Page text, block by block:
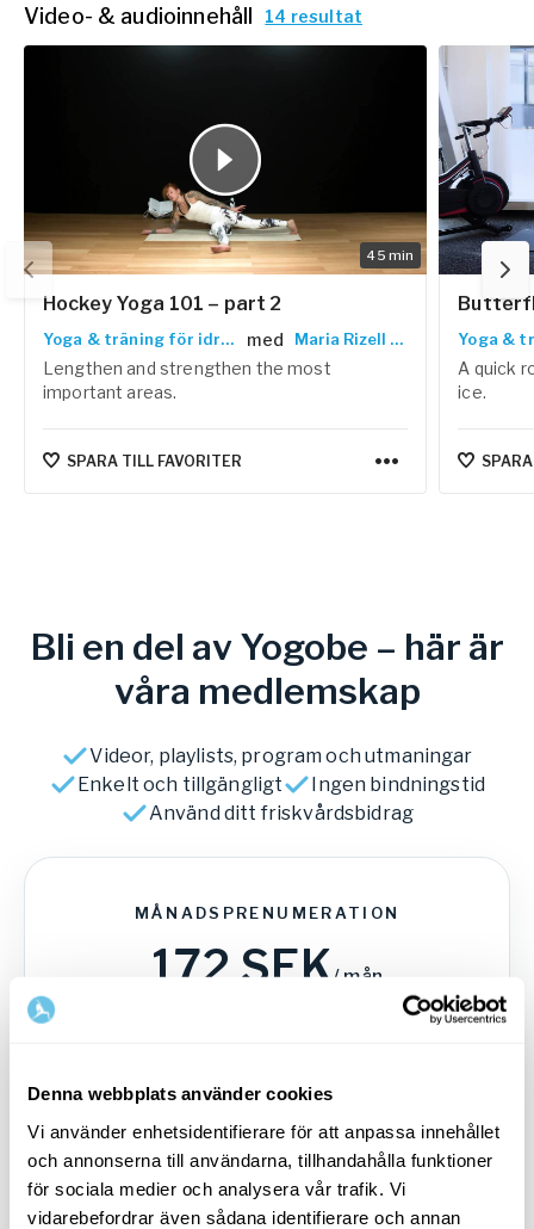
Denna webbplats använder cookies
Vi använder enhetsidentifierare för att anpassa innehållet
och annonserna till användarna, tillhandahålla funktioner
för sociala medier och analysera vår trafik. Vi
vidarebefordrar även sådana identifierare och annan
kontinuerligt med skräddarsydda yogaklasser för Örebro
Hockey samt för MMA- och kampsportsutövare.
Video- & audioinnehåll 14 resultat
45 min
Hockey Yoga 101 – part 2
Yoga & träning för idrottare med Maria Rizell Hegg
Lengthen and strengthen the most
important areas.
SPARA TILL FAVORITER
A quick
ice.
Bli en del av Yogobe – här är
våra medlemskap
Videor, playlists, program och utmaningar
Enkelt och tillgängligt
Ingen bindningstid
Använd ditt friskvårdsbidrag
MÅNADSPRENUMERATION
172 SEK / mån
Avbryt när du vill
Aktivera